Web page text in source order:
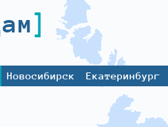
Новосибирск Екатеринбург